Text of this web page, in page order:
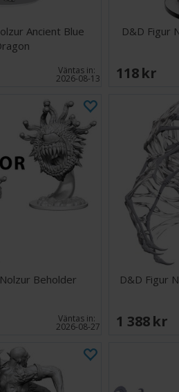
Ancient Blue
Väntas in:
2026-08-13
D&D Figur
118 SEK
Beholder
Väntas in:
2026-08-27
D&D Figur
1 388 SEK